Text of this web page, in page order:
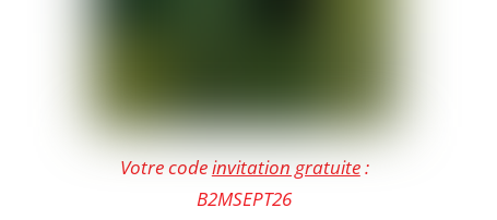
Votre codeinvitation gratuite:
B2MSEPT26